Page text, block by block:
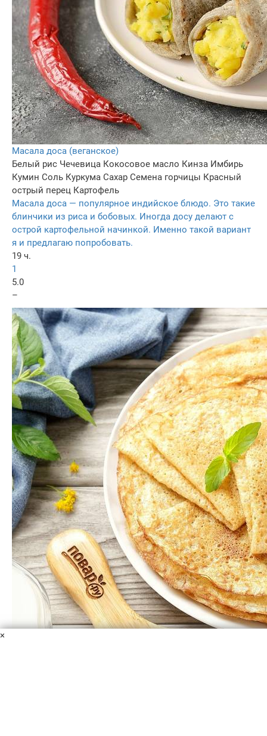
Масала доса (веганское)
Белый рис Чечевица Кокосовое масло Кинза Имбирь
Кумин Соль Куркума Сахар Семена горчицы Красный
острый перец Картофель
Масала доса — популярное индийское блюдо. Это такие
блинчики из риса и бобовых. Иногда досу делают с
острой картофельной начинкой. Именно такой вариант
я и предлагаю попробовать.
19 ч.
1
5.0
–
×